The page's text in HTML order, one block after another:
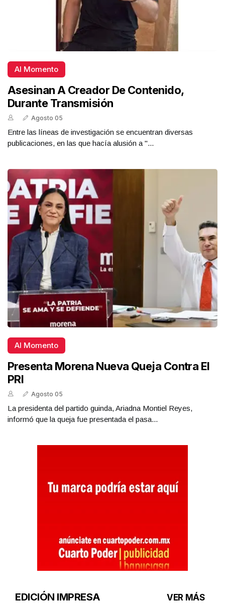
Al Momento
Asesinan A Creador De Contenido,
Durante Transmisión
Agosto 05
Entre las líneas de investigación se encuentran diversas
publicaciones, en las que hacía alusión a "...
Al Momento
Presenta Morena Nueva Queja Contra El
PRI
Agosto 05
La presidenta del partido guinda, Ariadna Montiel Reyes,
informó que la queja fue presentada el pasa...
EDICIÓN IMPRESA VER MÁS